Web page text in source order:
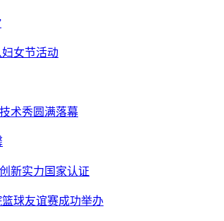
女节活动
术秀圆满落幕
新实力国家认证
球友谊赛成功举办